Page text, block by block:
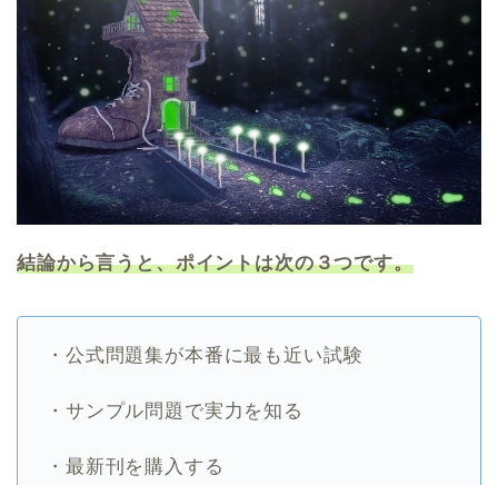
結論から言うと、ポイントは次の３つです。
・公式問題集が本番に最も近い試験
・サンプル問題で実力を知る
・最新刊を購入する